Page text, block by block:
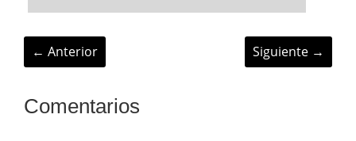
← Anterior Siguiente →
Comentarios